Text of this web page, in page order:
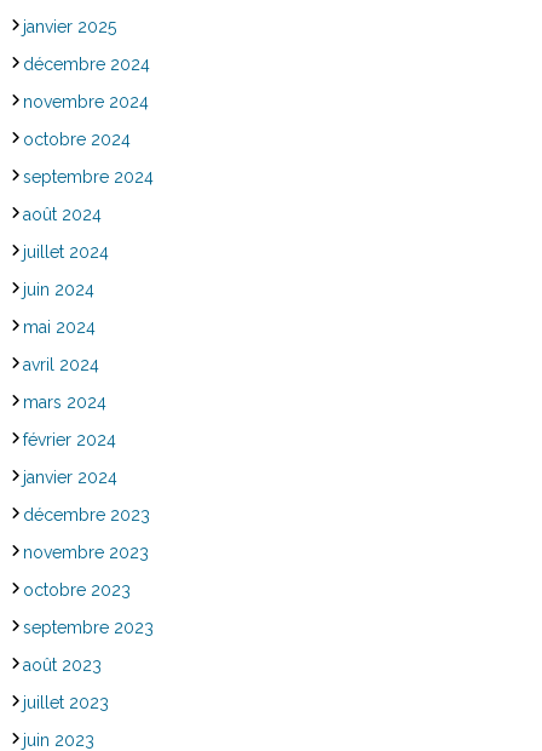
janvier 2025
décembre 2024
novembre 2024
octobre 2024
septembre 2024
août 2024
juillet 2024
juin 2024
mai 2024
avril 2024
mars 2024
février 2024
janvier 2024
décembre 2023
novembre 2023
octobre 2023
septembre 2023
août 2023
juillet 2023
juin 2023